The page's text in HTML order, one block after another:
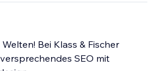
Bei Klass & Fischer
SEO mit